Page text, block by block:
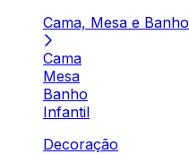
Cama, Mesa e Banho
Cama
Mesa
Banho
Infantil
Decoração